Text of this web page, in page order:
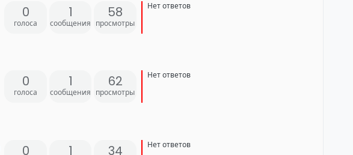
0
голоса
1
сообщения
58
просмотры
Нет ответов
0
голоса
1
сообщения
62
просмотры
Нет ответов
0 1 34 Нет ответов